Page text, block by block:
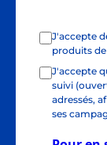
J'accepte de recevoir les communications des offres et
produits de
J'accepte que MEDIAPOSTE utilise des technologies de
suivi
adressés,
ses